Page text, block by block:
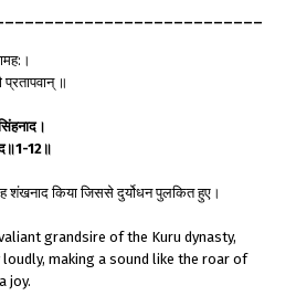
॥
नाद।
॥1-12 ॥
शंखनाद किया जिससे दुर्योधन पुलकित हुए।
grandsire of the Kuru dynasty,
making a sound like the roar of
joy.